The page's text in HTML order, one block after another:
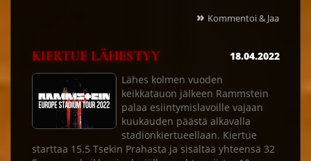
» Kommentoi & Jaa
KIERTUE LÄHESTYY
18.04.2022
Lähes kolmen vuoden
keikkatauon jälkeen Rammstein
palaa esiintymislavoille vajaan
kuukauden päästä alkavalla
stadionkiertueellaan. Kiertue
starttaa 15.5 Tsekin Prahasta ja sisältää yhteensä 32